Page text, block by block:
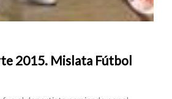
2015. Mislata Fútbol